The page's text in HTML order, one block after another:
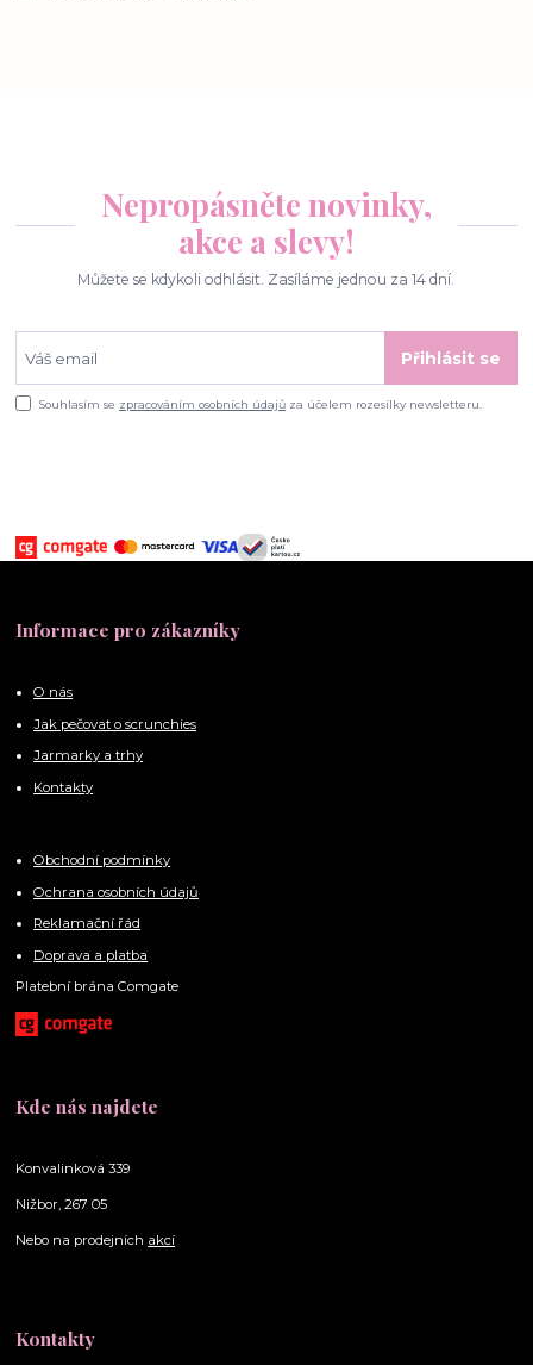
Nepropásněte novinky,
akce a slevy!
Můžete se kdykoli odhlásit. Zasíláme jednou za 14 dní.
Přihlásit se
Souhlasím se zpracováním osobních údajů za účelem rozesílky newsletteru.
Informace pro zákazníky
O nás
Jak pečovat o scrunchies
Jarmarky a trhy
Kontakty
Obchodní podmínky
Ochrana osobních údajů
Reklamační řád
Doprava a platba
Platební brána Comgate
Kde nás najdete
Konvalinková 339
Nižbor, 267 05
Nebo na prodejních akcí
Kontakty